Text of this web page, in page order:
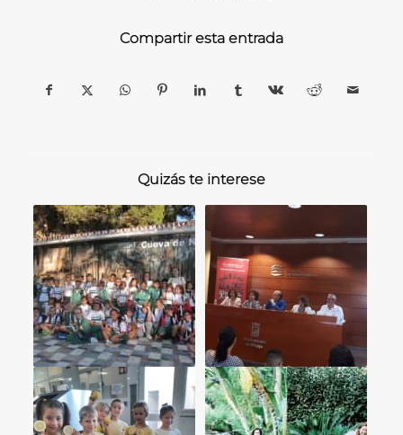
Compartir esta entrada
Quizás te interese